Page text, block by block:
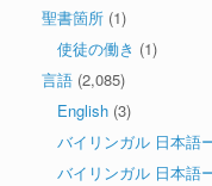
聖書箇所 (1)
使徒の働き (1)
言語 (2,085)
English (3)
バイリンガル 日本語
バイリンガル 日本語